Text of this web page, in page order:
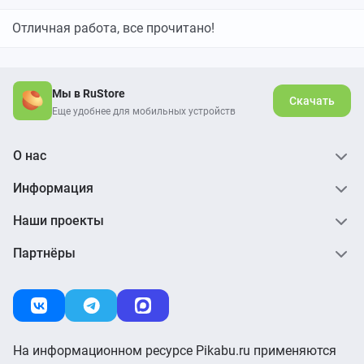
Отличная работа, все прочитано!
Мы в RuStore
Еще удобнее для мобильных устройств
Скачать
О нас
Информация
Наши проекты
Партнёры
На информационном ресурсе Pikabu.ru применяются